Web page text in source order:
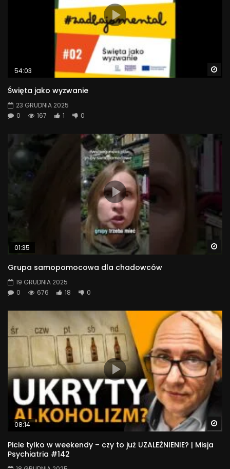
54:03
Święta jako wyzwanie
23 GRUDNIA 2025
0
167 1 0
01:35
Grupa samopomocowa dla chadowców
19 GRUDNIA 2025
0
676 18 0
08:14
Picie tylko w weekendy – czy to już UZALEŻNIENIE? | Misja
Psychiatria #142